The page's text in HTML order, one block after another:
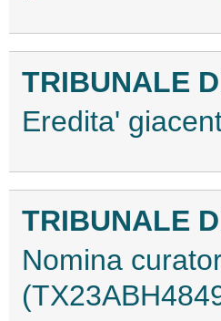
TRIBUNALE
Eredita'
TRIBUNALE
Nomina